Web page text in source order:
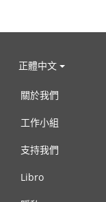
正體中文
關於我們
工作小組
支持我們
Libro